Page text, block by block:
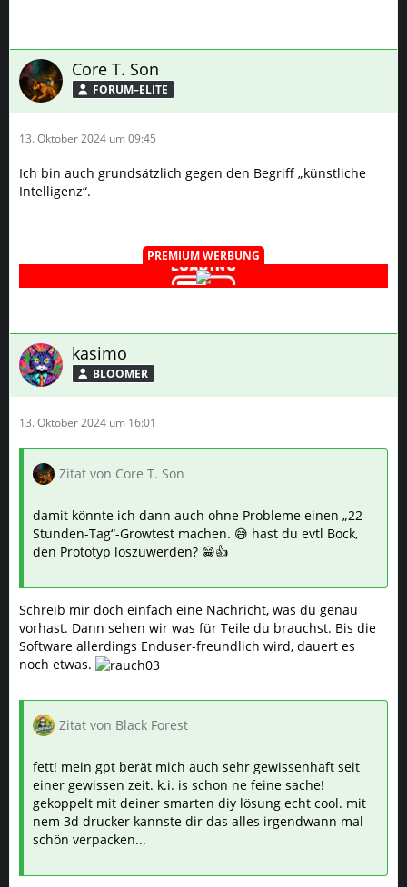
Core T. Son
FORUM–ELITE
13. Oktober 2024 um 09:45
Ich bin auch grundsätzlich gegen den Begriff „künstliche
Intelligenz“.
PREMIUM WERBUNG
kasimo
BLOOMER
13. Oktober 2024 um 16:01
Zitat von Core T. Son
damit könnte ich dann auch ohne Probleme einen „22-
Stunden-Tag“-Growtest machen. 😅 hast du evtl Bock,
den Prototyp loszuwerden? 😁👍
Schreib mir doch einfach eine Nachricht, was du genau
vorhast. Dann sehen wir was für Teile du brauchst. Bis die
Software allerdings Enduser-freundlich wird, dauert es
noch etwas.
Zitat von Black Forest
fett! mein gpt berät mich auch sehr gewissenhaft seit
einer gewissen zeit. k.i. is schon ne feine sache!
gekoppelt mit deiner smarten diy lösung echt cool. mit
nem 3d drucker kannste dir das alles irgendwann mal
schön verpacken...